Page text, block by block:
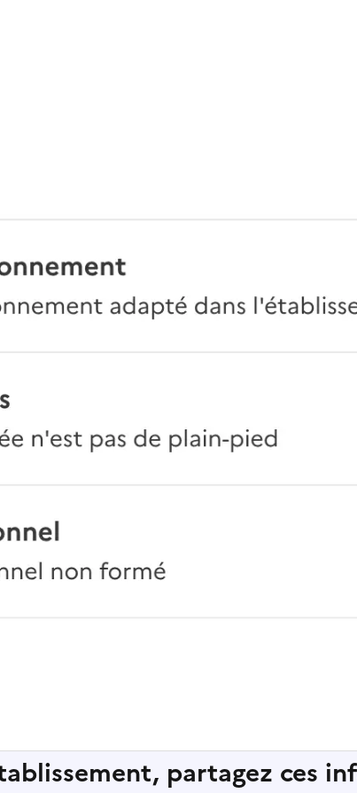
partagez ces